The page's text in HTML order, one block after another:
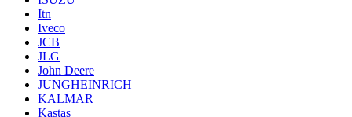
Itn
Iveco
JCB
JLG
John Deere
JUNGHEINRICH
KALMAR
Kastas